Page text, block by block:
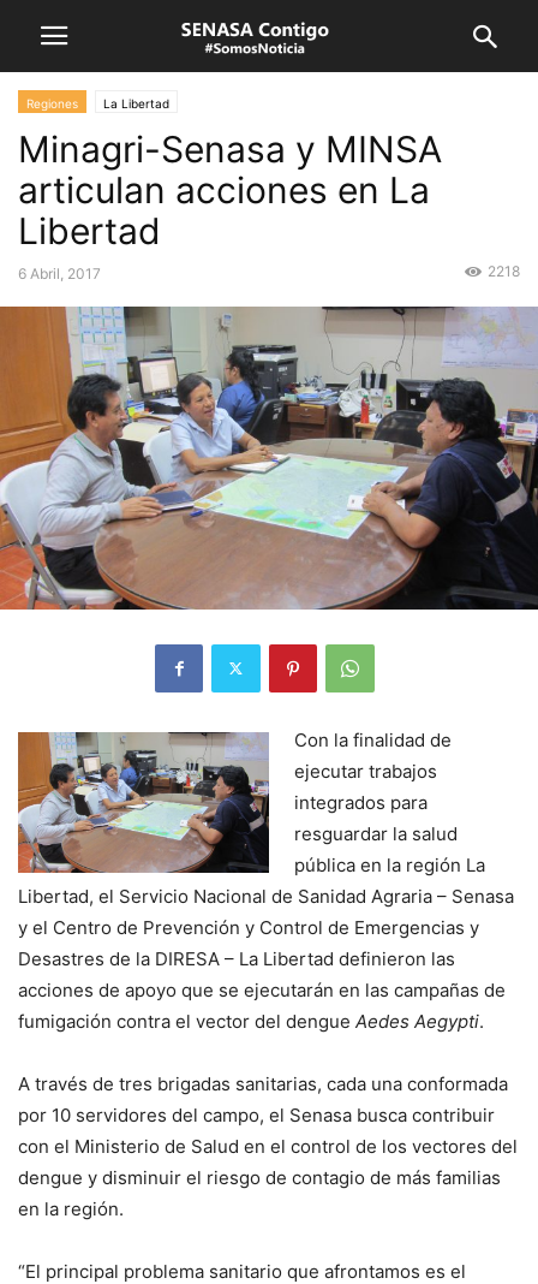
Regiones La Libertad
Minagri-Senasa y MINSA
articulan acciones en La
Libertad
6 Abril, 2017 2218
Con la finalidad de
ejecutar trabajos
integrados para
resguardar la salud
pública en la región La
Libertad, el Servicio Nacional de Sanidad Agraria – Senasa
y el Centro de Prevención y Control de Emergencias y
Desastres de la DIRESA – La Libertad definieron las
acciones de apoyo que se ejecutarán en las campañas de
fumigación contra el vector del dengue Aedes Aegypti.
A través de tres brigadas sanitarias, cada una conformada
por 10 servidores del campo, el Senasa busca contribuir
con el Ministerio de Salud en el control de los vectores del
dengue y disminuir el riesgo de contagio de más familias
en la región.
“El principal problema sanitario que afrontamos es el